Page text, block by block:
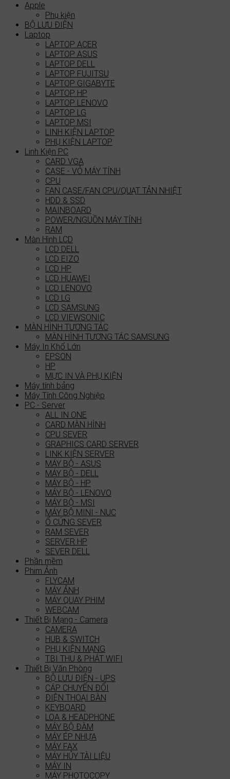
Apple
Phụ kiện
BỘ LƯU ĐIỆN
Laptop
LAPTOP ACER
LAPTOP ASUS
LAPTOP DELL
LAPTOP FUJITSU
LAPTOP GIGABYTE
LAPTOP HP
LAPTOP LENOVO
LAPTOP LG
LAPTOP MSI
LINH KIỆN LAPTOP
PHỤ KIỆN LAPTOP
Linh Kiện PC
CARD VGA
CASE - VỎ MÁY TÍNH
CPU
FAN CASE/FAN CPU/QUẠT TẢN NHIỆT
HDD & SSD
MAINBOARD
POWER/NGUỒN MÁY TÍNH
RAM
Màn Hình LCD
LCD DELL
LCD EIZO
LCD HP
LCD HUAWEI
LCD LENOVO
LCD LG
LCD SAMSUNG
LCD VIEWSONIC
MÀN HÌNH TƯƠNG TÁC
MÀN HÌNH TƯƠNG TÁC SAMSUNG
Máy In Khổ Lớn
EPSON
HP
MỰC IN VÀ PHỤ KIỆN
Máy tính bảng
Máy Tính Công Nghiệp
PC - Server
ALL IN ONE
CARD MÀN HÌNH
CPU SEVER
GRAPHICS CARD SERVER
LINK KIỆN SERVER
MÁY BỘ - ASUS
MÁY BỘ - DELL
MÁY BỘ - HP
MÁY BỘ - LENOVO
MÁY BỘ - MSI
MÁY BỘ MINI - NUC
Ổ CỨNG SEVER
RAM SEVER
SERVER HP
SEVER DELL
Phần mềm
Phim Ảnh
FLYCAM
MÁY ẢNH
MÁY QUAY PHIM
WEBCAM
Thiết Bị Mạng - Camera
CAMERA
HUB & SWITCH
PHỤ KIỆN MẠNG
T.BI THU & PHÁT WIFI
Thiết Bị Văn Phòng
BỘ LƯU ĐIỆN - UPS
CÁP CHUYỂN ĐỔI
ĐIỆN THOẠI BÀN
KEYBOARD
LOA & HEADPHONE
MÁY BỘ ĐÀM
MÁY ÉP NHỰA
MÁY FAX
MÁY HỦY TÀI LIỆU
MÁY IN
MÁY PHOTOCOPY